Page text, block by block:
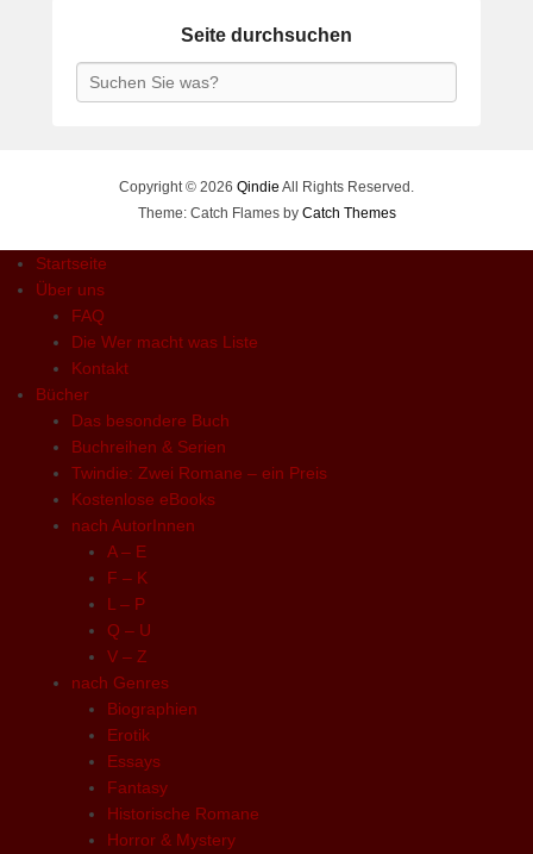
Seite durchsuchen
Search
Copyright © 2026 Qindie All Rights Reserved.
Theme: Catch Flames by Catch Themes
Startseite
Über uns
FAQ
Die Wer macht was Liste
Kontakt
Bücher
Das besondere Buch
Buchreihen & Serien
Twindie: Zwei Romane – ein Preis
Kostenlose eBooks
nach AutorInnen
A – E
F – K
L – P
Q – U
V – Z
nach Genres
Biographien
Erotik
Essays
Fantasy
Historische Romane
Horror & Mystery